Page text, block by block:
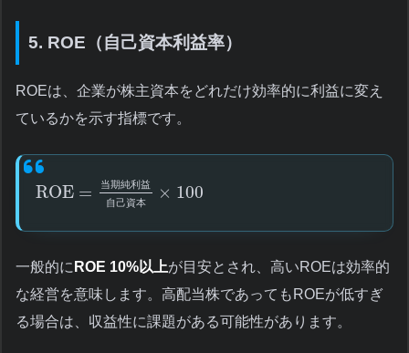
5. ROE（自己資本利益率）
ROEは、企業が株主資本をどれだけ効率的に利益に変え
ているかを示す指標です。
ROE = 当期純利益
自己資本
× 100
一般的に ROE 10%以上が目安とされ、高いROEは効率的
な経営を意味します。高配当株であってもROEが低すぎ
る場合は、収益性に課題がある可能性があります。